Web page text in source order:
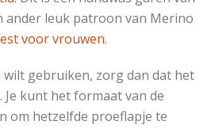
ander leuk patroon van Merino
voor vrouwen.
wilt gebruiken, zorg dan dat het
kunt het formaat van de
om hetzelfde proeflapje te